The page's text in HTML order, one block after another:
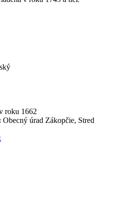
roku 1662
Obecný úrad Zákopčie, Stred